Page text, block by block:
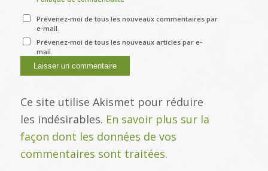
Prévenez-moi de tous les nouveaux commentaires par
e-mail.
Prévenez-moi de tous les nouveaux articles par e-
mail.
Ce site utilise Akismet pour réduire
les indésirables. En savoir plus sur la
façon dont les données de vos
commentaires sont traitées.